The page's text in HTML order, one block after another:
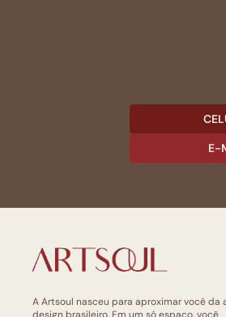
E-
A Artsoul nasceu para aproximar você da